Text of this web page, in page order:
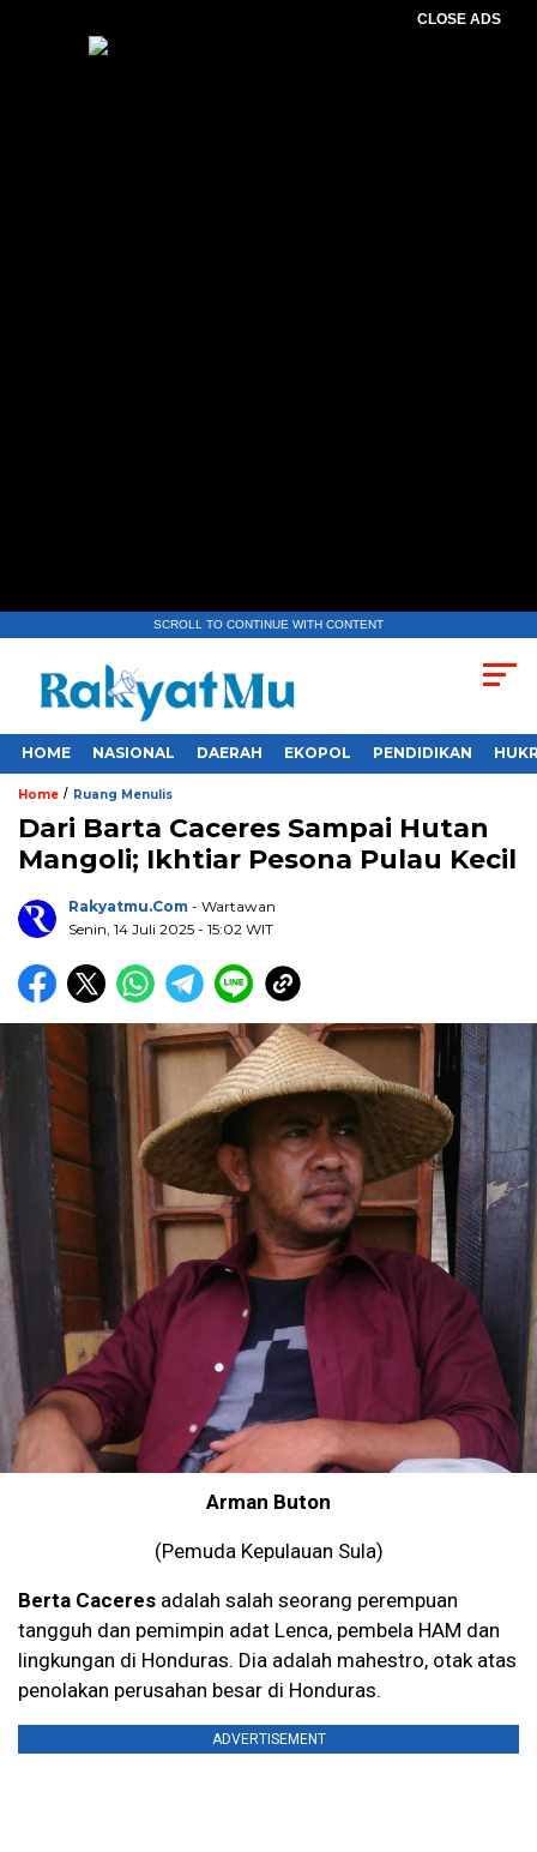
CLOSE ADS
SCROLL TO CONTINUE WITH CONTENT
HOME NASIONAL DAERAH EKOPOL PENDIDIKAN
Home / Ruang Menulis
Dari Barta Caceres Sampai Hutan
Mangoli; Ikhtiar Pesona Pulau Kecil
Rakyatmu.com - Wartawan
Senin, 14 Juli 2025 - 15:02 WIT
Arman Buton
(Pemuda Kepulauan Sula)
Berta Caceres adalah salah seorang perempuan
tangguh dan pemimpin adat Lenca, pembela HAM dan
lingkungan di Honduras. Dia adalah mahestro, otak atas
penolakan perusahan besar di Honduras.
ADVERTISEMENT